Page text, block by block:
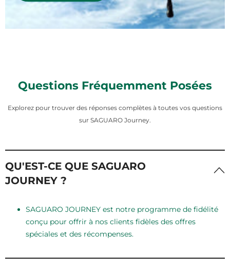
Questions Fréquemment Posées
Explorez pour trouver des réponses complètes à toutes vos questions
sur SAGUARO Journey.
QU'EST-CE QUE SAGUARO
JOURNEY ?
SAGUARO JOURNEY est notre programme de fidélité
conçu pour offrir à nos clients fidèles des offres
spéciales et des récompenses.